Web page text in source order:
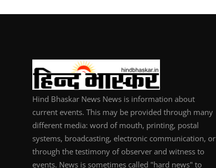
Hind Bhaskar News News is information about
current events. This may be provided through many
different media: word of mouth, printing, postal
systems, broadcasting, electronic communication, or
through the testimony of observer and witness to
events. News is sometimes called "hard news" to